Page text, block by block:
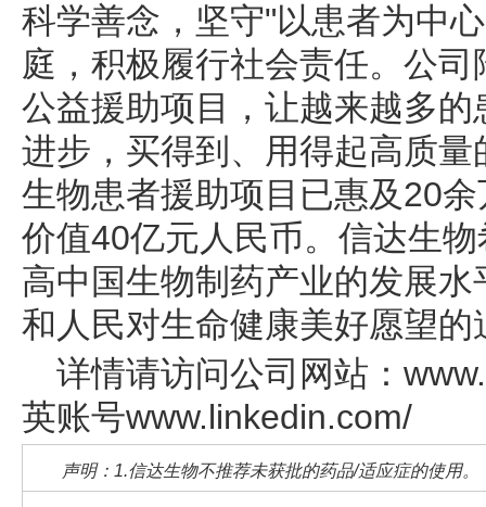
科学善念，坚守"以患者为中
庭，积极履行社会责任。公
公益援助项目，让越来越多
进步，买得到、用得起高质
生物患者援助项目已惠及20
价值40亿元人民币。信达生
高中国生物制药产业的发展
和人民对生命健康美好愿望的
详情请访问公司网站：
英账号www.linkedin.com/
声明：1.信达生物不推荐未获批的药品/适应症的使用。